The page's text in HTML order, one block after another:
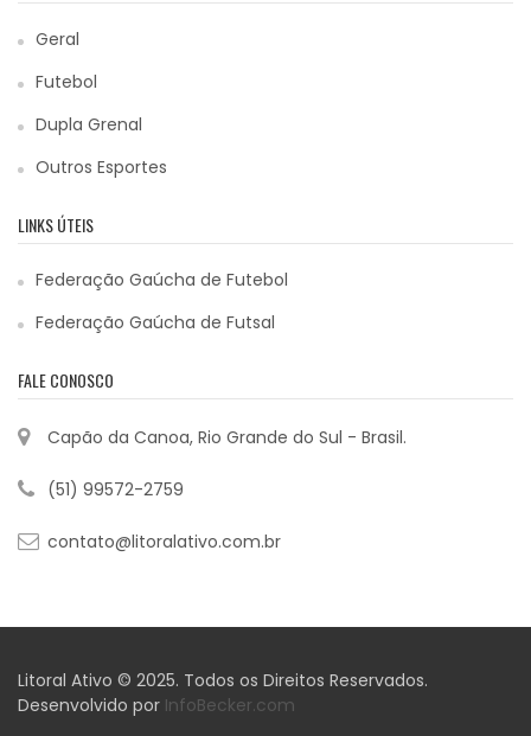
Geral
Futebol
Dupla Grenal
Outros Esportes
LINKS ÚTEIS
Federação Gaúcha de Futebol
Federação Gaúcha de Futsal
FALE CONOSCO
Capão da Canoa, Rio Grande do Sul - Brasil.
(51) 99572-2759
contato@litoralativo.com.br
Litoral Ativo © 2025. Todos os Direitos Reservados.
Desenvolvido por InfoBecker.com